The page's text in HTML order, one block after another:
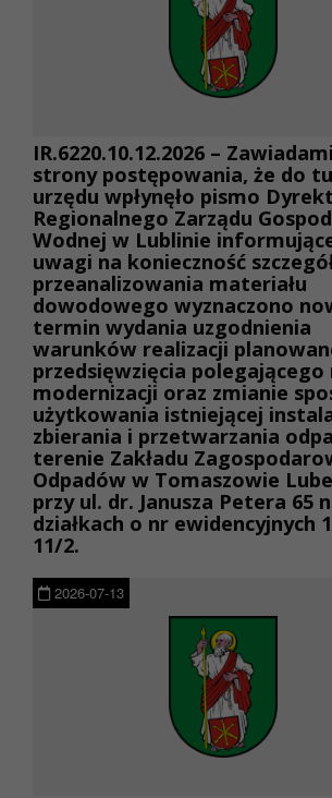
IR.6220.10.12.2026 –
strony postępowania, że do
urzędu wpłynęło pismo
Regionalnego Zarządu
Wodnej w Lublinie
uwagi na konieczność
przeanalizowania materiału
dowodowego wyznaczono
termin wydania uzgodnienia
warunków realizacji
przedsięwzięcia polegającego
modernizacji oraz zmianie
użytkowania istniejącej
zbierania i przetwarzania
terenie Zakładu
Odpadów w Tomaszowie
przy ul. dr. Janusza Petera 65
działkach o nr ewidencyjnych
11/2.
2026-07-13